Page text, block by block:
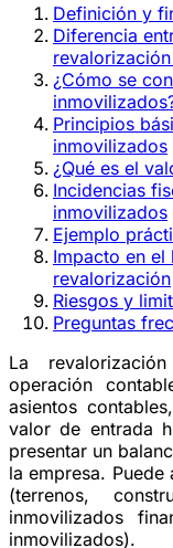
Definición y
Diferencia
¿Cómo se
Principios
inmovilizados
¿Qué es el
Incidencias
inmovilizados
Ejemplo
Impacto en el
revalorización
Riesgos y
Preguntas
La
operación
asientos
valor de entrada
presentar un
la empresa.
(terrenos,
inmovilizados
inmovilizados).